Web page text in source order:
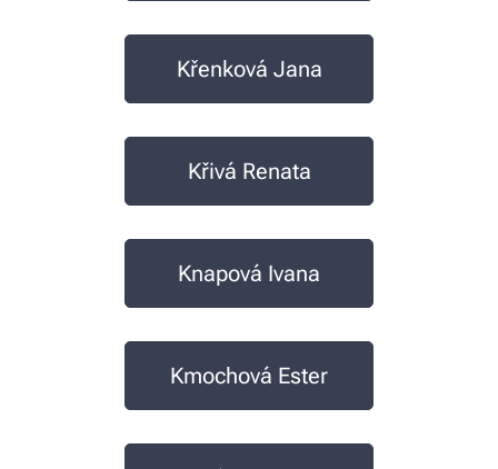
Křenková Jana
Křivá Renata
Knapová Ivana
Kmochová Ester